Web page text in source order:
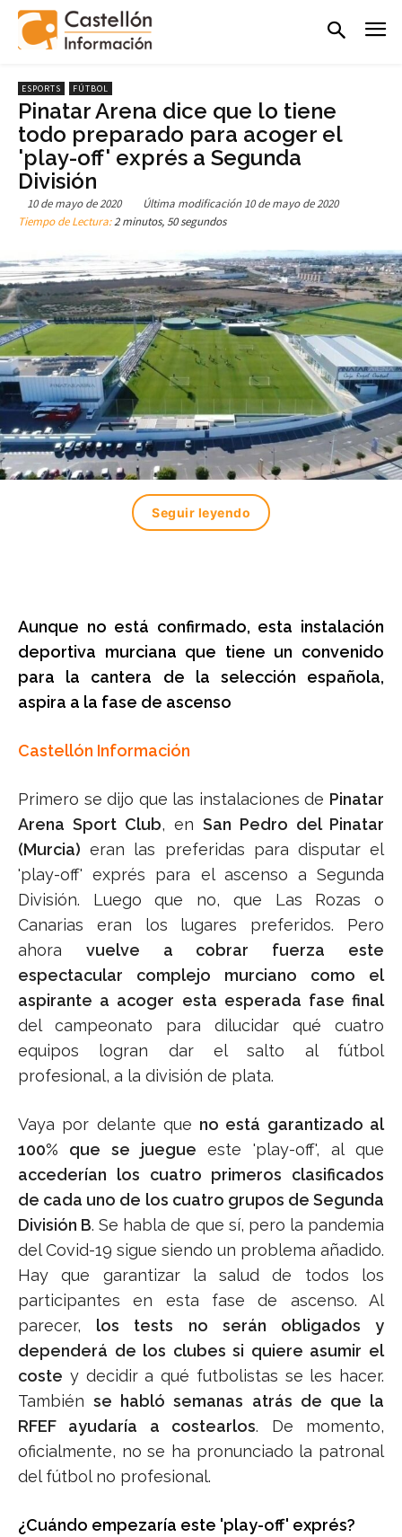
ESPORTS FÚTBOL
Pinatar Arena dice que lo tiene
todo preparado para acoger el
'play-off' exprés a Segunda
División
10 de mayo de 2020 Última modificación 10 de mayo de 2020
Tiempo de Lectura:2 minutos, 50 segundos
Seguir leyendo
Aunque no está confirmado, esta instalación
deportiva murciana que tiene un convenido
para la cantera de la selección española,
aspira a la fase de ascenso
Castellón Información
Primero se dijo que las instalaciones de Pinatar
Arena Sport Club, en San Pedro del Pinatar
(Murcia) eran las preferidas para disputar el
'play-off' exprés para el ascenso a Segunda
División. Luego que no, que Las Rozas o
Canarias eran los lugares preferidos. Pero
ahora vuelve a cobrar fuerza este
espectacular complejo murciano como el
aspirante a acoger esta esperada fase final
del campeonato para dilucidar qué cuatro
equipos logran dar el salto al fútbol
profesional, a la división de plata.
Vaya por delante que no está garantizado al
100% que se juegue este 'play-off', al que
accederían los cuatro primeros clasificados
de cada uno de los cuatro grupos de Segunda
División B. Se habla de que sí, pero la pandemia
del Covid-19 sigue siendo un problema añadido.
Hay que garantizar la salud de todos los
participantes en esta fase de ascenso. Al
parecer, los tests no serán obligados y
dependerá de los clubes si quiere asumir el
coste y decidir a qué futbolistas se les hacer.
Tambiénse habló semanas atrás de que la
RFEF ayudaría a costearlos. De momento,
oficialmente, no se ha pronunciado la patronal
del fútbol no profesional.
¿Cuándo empezaría este 'play-off' exprés?